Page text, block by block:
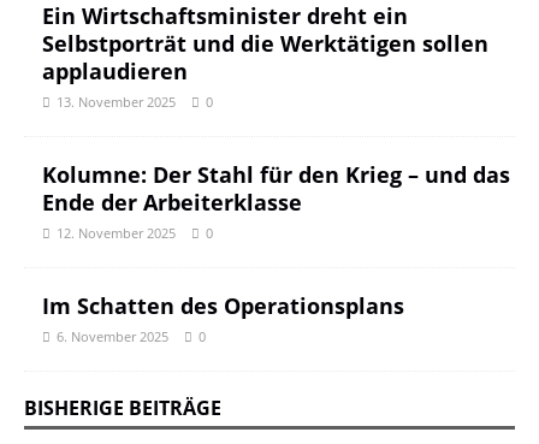
Ein Wirtschaftsminister dreht ein
Selbstporträt und die Werktätigen sollen
applaudieren
13. November 2025 0
Kolumne: Der Stahl für den Krieg – und das
Ende der Arbeiterklasse
12. November 2025 0
Im Schatten des Operationsplans
6. November 2025 0
BISHERIGE BEITRÄGE